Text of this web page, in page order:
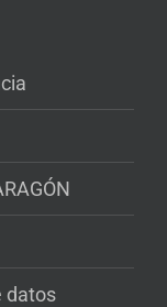
datos